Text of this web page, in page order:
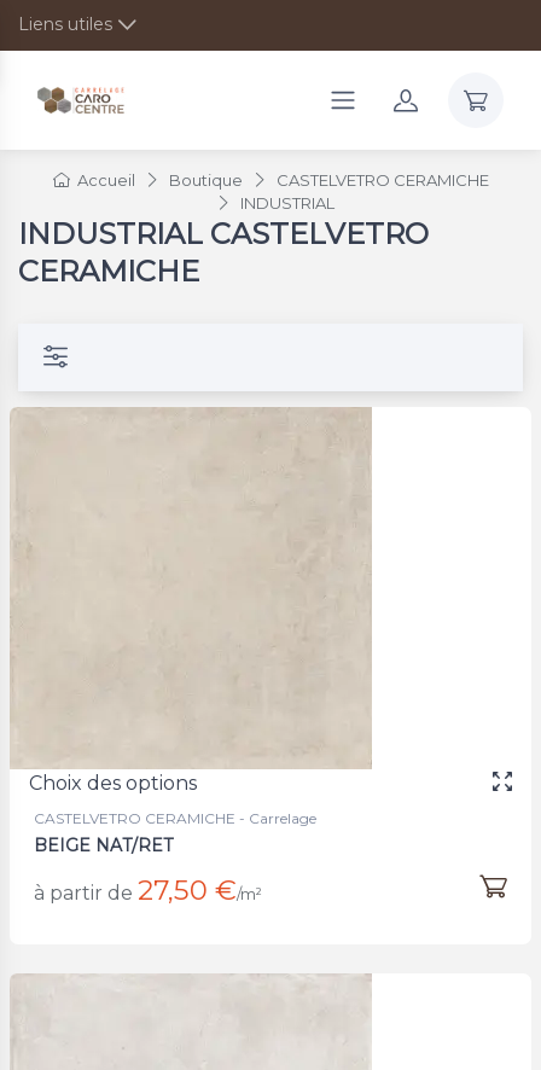
Liens utiles
Accueil Boutique
CASTELVETRO CERAMICHE
INDUSTRIAL
INDUSTRIAL CASTELVETRO
CERAMICHE
Choix des options
CASTELVETRO CERAMICHE - Carrelage
BEIGE NAT/RET
à partir de 27,50 €/m²